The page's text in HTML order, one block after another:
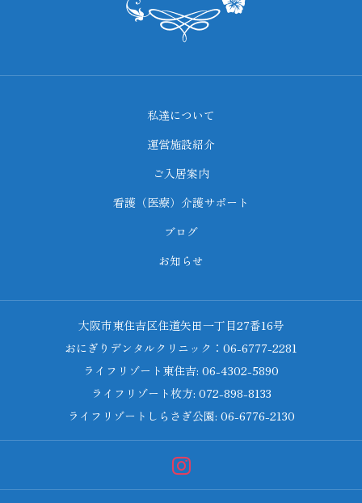
私達について
運営施設紹介
ご入居案内
看護（医療）介護サポート
ブログ
お知らせ
大阪市東住吉区住道矢田一丁目27番16号
おにぎりデンタルクリニック：06-6777-2281
ライフリゾート東住吉: 06-4302-5890
ライフリゾート枚方: 072-898-8133
ライフリゾートしらさぎ公園: 06-6776-2130